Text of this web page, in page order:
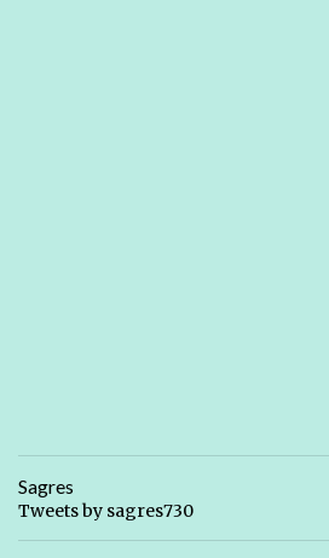
Sagres
Tweets by sagres730